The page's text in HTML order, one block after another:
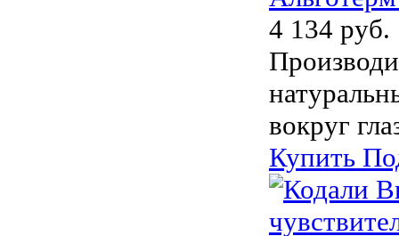
4 134 руб.
вокруг
Купить